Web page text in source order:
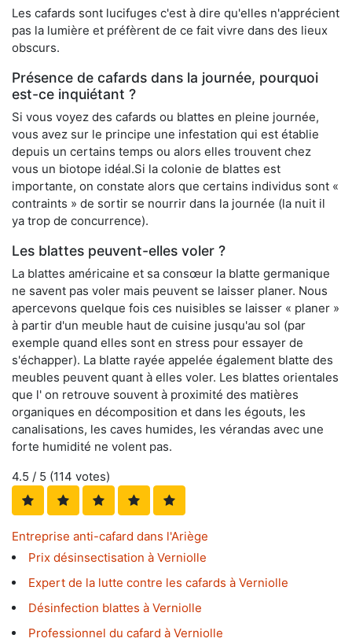
Les cafards sont lucifuges c'est à dire qu'elles n'apprécient
pas la lumière et préfèrent de ce fait vivre dans des lieux
obscurs.
Présence de cafards dans la journée, pourquoi
est-ce inquiétant ?
Si vous voyez des cafards ou blattes en pleine journée,
vous avez sur le principe une infestation qui est établie
depuis un certains temps ou alors elles trouvent chez
vous un biotope idéal.Si la colonie de blattes est
importante, on constate alors que certains individus sont «
contraints » de sortir se nourrir dans la journée (la nuit il
ya trop de concurrence).
Les blattes peuvent-elles voler ?
La blattes américaine et sa consœur la blatte germanique
ne savent pas voler mais peuvent se laisser planer. Nous
apercevons quelque fois ces nuisibles se laisser « planer »
à partir d'un meuble haut de cuisine jusqu'au sol (par
exemple quand elles sont en stress pour essayer de
s'échapper). La blatte rayée appelée également blatte des
meubles peuvent quant à elles voler. Les blattes orientales
que l' on retrouve souvent à proximité des matières
organiques en décomposition et dans les égouts, les
canalisations, les caves humides, les vérandas avec une
forte humidité ne volent pas.
4.5 / 5 (114 votes)
Entreprise anti-cafard dans l'Ariège
Prix désinsectisation à Verniolle
Expert de la lutte contre les cafards à Verniolle
Désinfection blattes à Verniolle
Professionnel du cafard à Verniolle